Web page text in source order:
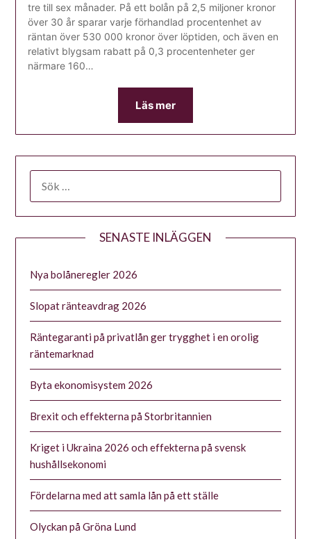
tre till sex månader. På ett bolån på 2,5 miljoner kronor
över 30 år sparar varje förhandlad procentenhet av
räntan över 530 000 kronor över löptiden, och även en
relativt blygsam rabatt på 0,3 procentenheter ger
närmare 160…
Läs mer
SENASTE INLÄGGEN
Nya bolåneregler 2026
Slopat ränteavdrag 2026
Räntegaranti på privatlån ger trygghet i en orolig
räntemarknad
Byta ekonomisystem 2026
Brexit och effekterna på Storbritannien
Kriget i Ukraina 2026 och effekterna på svensk
hushållsekonomi
Fördelarna med att samla lån på ett ställe
Olyckan på Gröna Lund